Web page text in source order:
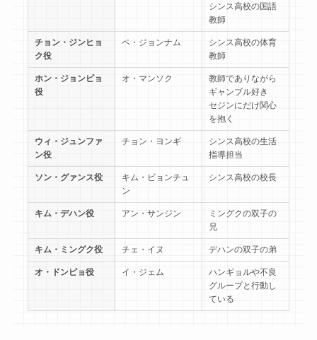
シンス高校の国語
教師
チョン・ジンヒョ
ク役
ペ・ジョンナム
シンス高校の体育
教師
ホン・ジョンピョ
役
オ・マンソク
教師でありながら
ギャンブル好き
セジンにだけ関心
を抱く
ウィ・ジュンファ
ン役
チョン・ヨンギ
シンス高校の生活
指導担当
ソン・グァンス役
キム・ビョンチュ
ン
シンス高校の校長
キム・デハン役 アン・サンジン
ミングクの双子の
兄
キム・ミングク役 チェ・イヌ デハンの双子の弟
オ・ドンピョ役 イ・ジェム
ハンギョルや不良
グループと行動し
ている